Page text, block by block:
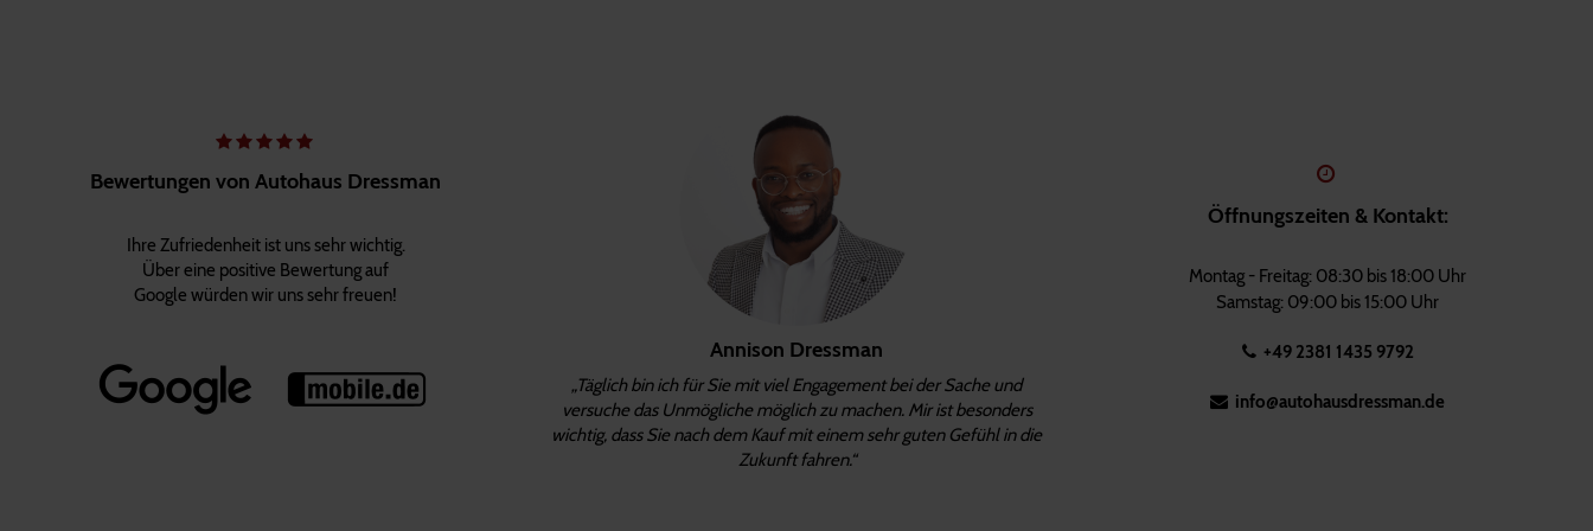
Bewertungen von Autohaus Dressman
Ihre Zufriedenheit ist uns sehr wichtig.
Über eine positive Bewertung auf
Google würden wir uns sehr freuen!
Annison Dressman
„Täglich bin ich für Sie mit viel Engagement bei der Sache und
versuche das Unmögliche möglich zu machen. Mir ist besonders
wichtig, dass Sie nach dem Kauf mit einem sehr guten Gefühl in die
Zukunft fahren.“
Öffnungszeiten & Kontakt:
Montag - Freitag: 08:30 bis 18:00 Uhr
Samstag: 09:00 bis 15:00 Uhr
+49 2381 1435 9792
info@autohausdressman.de